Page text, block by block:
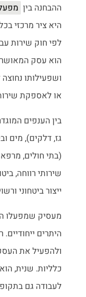
ההבחנה בין
היא ציר מרכזי
לפי חוק שירות
הוא עסק
ושפעילותו
או לאספקת
בין הענפים
גז, דלקים), מים
(בתי חולים,
שירותי רווחה,
ייצור ביטחוני
מעסיק שמפעלו
היתרים
ולהפעיל את
כלליות. שנית,
לעבודה גם